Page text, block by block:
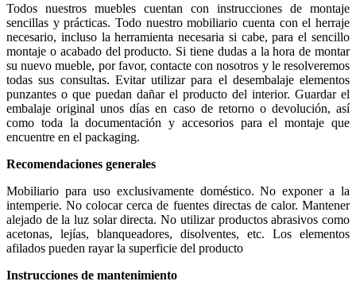
Todos nuestros muebles cuentan con instrucciones de montaje
sencillas y prácticas. Todo nuestro mobiliario cuenta con el herraje
necesario, incluso la herramienta necesaria si cabe, para el sencillo
montaje o acabado del producto. Si tiene dudas a la hora de montar
su nuevo mueble, por favor, contacte con nosotros y le resolveremos
todas sus consultas. Evitar utilizar para el desembalaje elementos
punzantes o que puedan dañar el producto del interior. Guardar el
embalaje original unos días en caso de retorno o devolución, así
como toda la documentación y accesorios para el montaje que
encuentre en el packaging.
Recomendaciones generales
Mobiliario para uso exclusivamente doméstico. No exponer a la
intemperie. No colocar cerca de fuentes directas de calor. Mantener
alejado de la luz solar directa. No utilizar productos abrasivos como
acetonas, lejías, blanqueadores, disolventes, etc. Los elementos
afilados pueden rayar la superficie del producto
Instrucciones de mantenimiento